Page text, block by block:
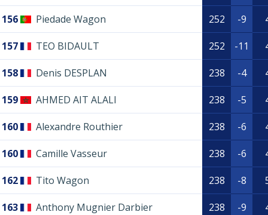
156 Piedade Wagon 252 -9
157 TEO BIDAULT 252 -11
158 Denis DESPLAN 238 -4
159 AHMED AIT ALALI 238 -5
160 Alexandre Routhier 238 -6
160 Camille Vasseur 238 -6
162 Tito Wagon 238 -8
163 Anthony Mugnier Darbier 238 -9